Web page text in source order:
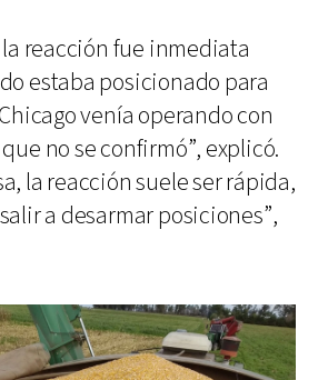
reacción fue inmediata
estaba posicionado para
venía operando con
no se confirmó”, explicó.
la reacción suele ser rápida,
a desarmar posiciones”,